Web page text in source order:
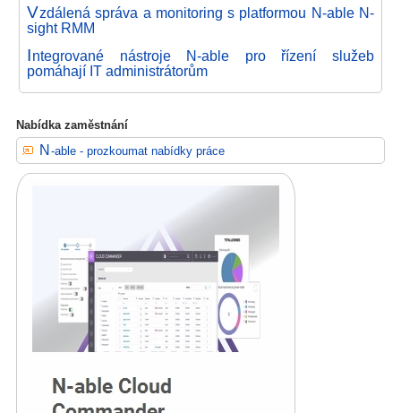
Vzdálená správa a monitoring s platformou N-able N-
sight RMM
Integrované nástroje N-able pro řízení služeb
pomáhají IT administrátorům
Nabídka zaměstnání
N-able - prozkoumat nabídky práce